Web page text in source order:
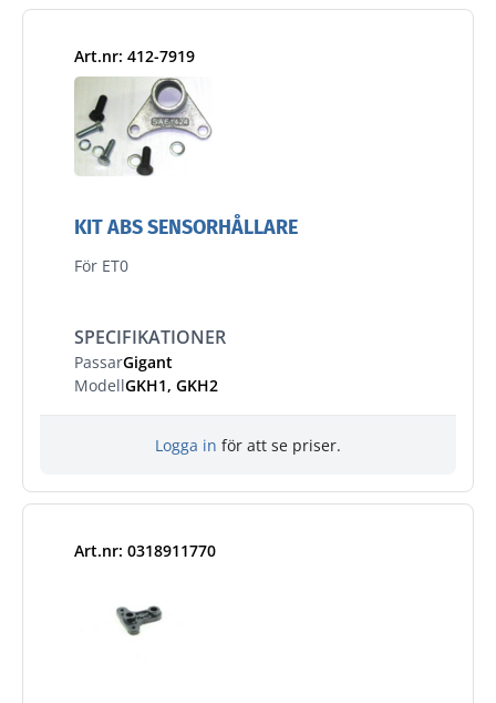
Art.nr: 412-7919
KIT ABS SENSORHÅLLARE
För ET0
SPECIFIKATIONER
PassarGigant
ModellGKH1, GKH2
Logga in för att se priser.
Art.nr: 0318911770